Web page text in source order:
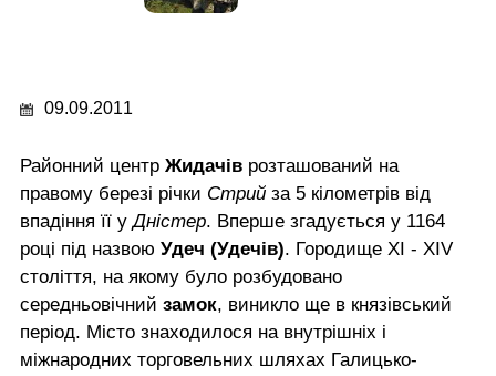
09.09.2011
Районний центр Жидачів розташований на
правому березі річки Стрий за 5 кілометрів від
впадіння її уДністер. Вперше згадується у 1164
році під назвою Удеч (Удечів). Городище XI - XIV
століття, на якому було розбудовано
середньовічний замок, виникло ще в князівський
період. Місто знаходилося на внутрішніх і
міжнародних торговельних шляхах Галицько-